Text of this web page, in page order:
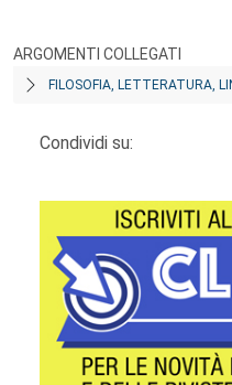
ARGOMENTI COLLEGATI
FILOSOFIA, LETTERATURA,
Condividi su: